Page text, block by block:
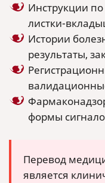
Инструкции
листки-
Истории
результаты,
формы
Перевод
является